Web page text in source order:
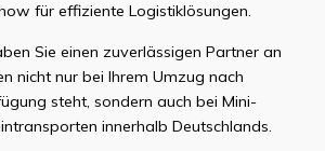
für effiziente Logistiklösungen.
Sie einen zuverlässigen Partner an
nicht nur bei Ihrem Umzug nach
steht, sondern auch bei Mini-
innerhalb Deutschlands.